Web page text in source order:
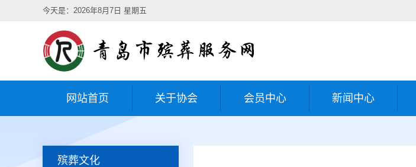
今天是：2026年8月7日 星期五
网站首页 关于协会 会员中心 新闻中心
殡葬文化